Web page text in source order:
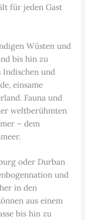
für jeden Gast
Wüsten und
bis hin zu
Indischen und
einsame
Fauna und
weltberühmten
– dem
oder Durban
und
in den
aus einem
bis hin zu